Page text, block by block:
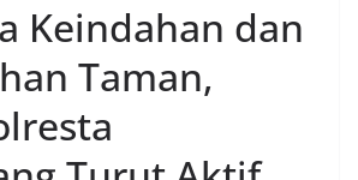
Keindahan dan
Taman,